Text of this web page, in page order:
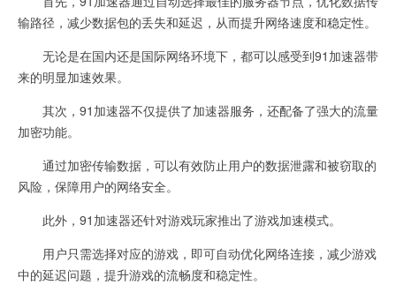
输路径，减少数据包的丢失和延迟，从而提升网络速度和稳定性。
无论是在国内还是国际网络环境下，都可以感受到91加速器带
来的明显加速效果。
其次，91加速器不仅提供了加速器服务，还配备了强大的流量
加密功能。
通过加密传输数据，可以有效防止用户的数据泄露和被窃取的
风险，保障用户的网络安全。
此外，91加速器还针对游戏玩家推出了游戏加速模式。
用户只需选择对应的游戏，即可自动优化网络连接，减少游戏
中的延迟问题，提升游戏的流畅度和稳定性。